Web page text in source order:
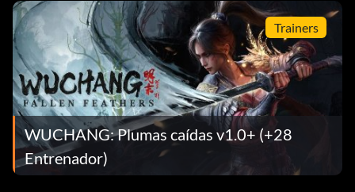
Trainers
WUCHANG: Plumas caídas v1.0+ (+28
Entrenador)